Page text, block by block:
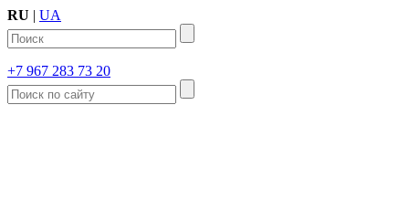
RU | UA
+7 967 283 73 20